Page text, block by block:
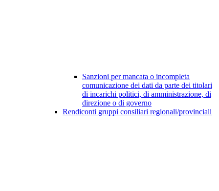
Sanzioni per mancata o incompleta
comunicazione dei dati da parte dei titolari
di incarichi politici, di amministrazione, di
direzione o di governo
Rendiconti gruppi consiliari regionali/provinciali